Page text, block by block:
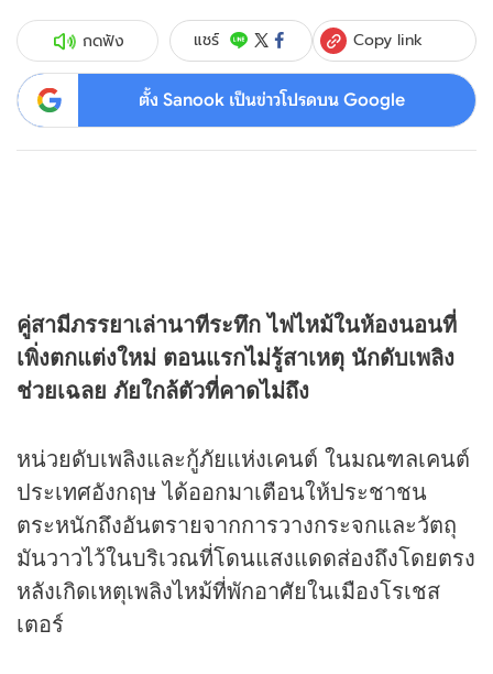
กดฟัง แชร์ Copy link
ตั้ง Sanook เป็นข่าวโปรดบน Google
คู่สามีภรรยาเล่านาทีระทึก ไฟไหม้ในห้องนอนที่
เพิ่งตกแต่งใหม่ ตอนแรกไม่รู้สาเหตุ นักดับเพลิง
ช่วยเฉลย ภัยใกล้ตัวที่คาดไม่ถึง
หน่วยดับเพลิงและกู้ภัยแห่งเคนต์ ในมณฑลเคนต์
ประเทศอังกฤษ ได้ออกมาเตือนให้ประชาชน
ตระหนักถึงอันตรายจากการวางกระจกและวัตถุ
มันวาวไว้ในบริเวณที่โดนแสงแดดส่องถึงโดยตรง
หลังเกิดเหตุเพลิงไหม้ที่พักอาศัยในเมืองโรเชส
เตอร์